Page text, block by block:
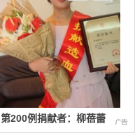
第200例捐献者：柳蓓蕾